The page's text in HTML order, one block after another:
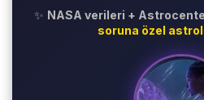
✨ NASA verileri +
soruna özel